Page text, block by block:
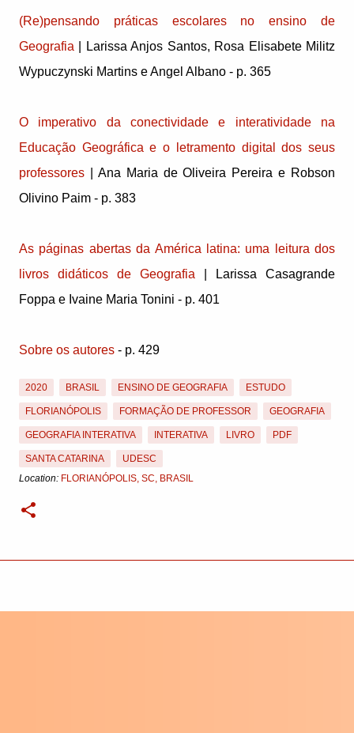
(Re)pensando práticas escolares no ensino de
Geografia | Larissa Anjos Santos, Rosa Elisabete Militz
Wypuczynski Martins e Angel Albano - p. 365
O imperativo da conectividade e interatividade na
Educação Geográfica e o letramento digital dos seus
professores | Ana Maria de Oliveira Pereira e Robson
Olivino Paim - p. 383
As páginas abertas da América latina: uma leitura dos
livros didáticos de Geografia | Larissa Casagrande
Foppa e Ivaine Maria Tonini - p. 401
Sobre os autores - p. 429
2020 BRASIL ENSINO DE GEOGRAFIA ESTUDO
FLORIANÓPOLIS FORMAÇÃO DE PROFESSOR GEOGRAFIA
GEOGRAFIA INTERATIVA INTERATIVA LIVRO PDF
SANTA CATARINA
UDESC
Location: FLORIANÓPOLIS, SC, BRASIL